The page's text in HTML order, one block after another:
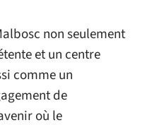
non seulement
et un centre
comme un
de
où le